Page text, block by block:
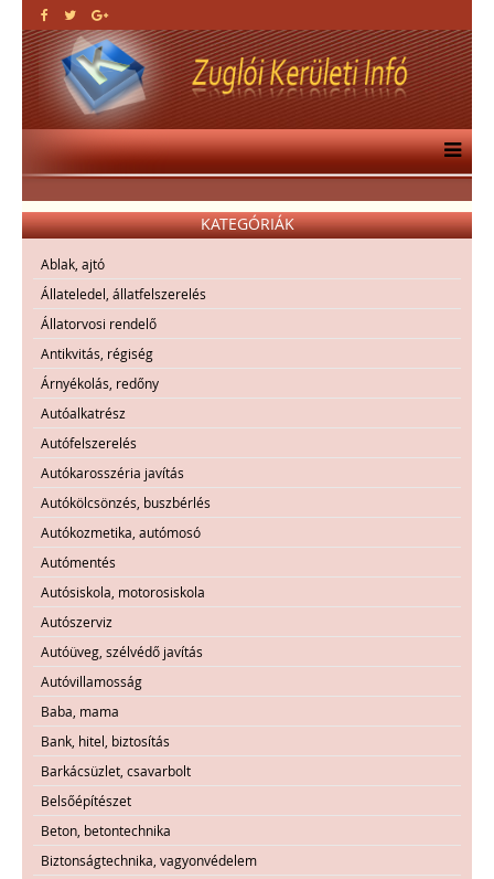
KATEGÓRIÁK
Ablak, ajtó
Állateledel, állatfelszerelés
Állatorvosi rendelő
Antikvitás, régiség
Árnyékolás, redőny
Autóalkatrész
Autófelszerelés
Autókarosszéria javítás
Autókölcsönzés, buszbérlés
Autókozmetika, autómosó
Autómentés
Autósiskola, motorosiskola
Autószerviz
Autóüveg, szélvédő javítás
Autóvillamosság
Baba, mama
Bank, hitel, biztosítás
Barkácsüzlet, csavarbolt
Belsőépítészet
Beton, betontechnika
Biztonságtechnika, vagyonvédelem